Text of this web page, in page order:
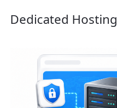
Dedicated Hosting